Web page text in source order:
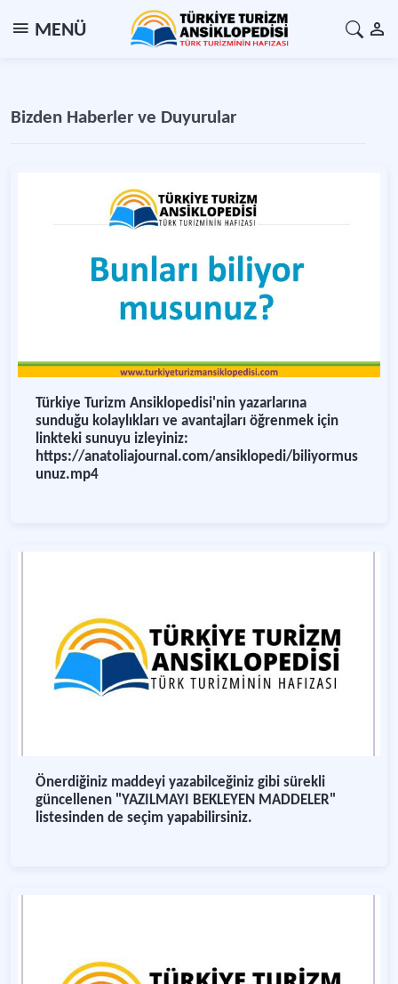
MENÜ
Bizden Haberler ve Duyurular
Türkiye Turizm Ansiklopedisi'nin yazarlarına
sunduğu kolaylıkları ve avantajları öğrenmek için
linkteki sunuyu izleyiniz:
https://anatoliajournal.com/ansiklopedi/biliyormus
unuz.mp4
Önerdiğiniz maddeyi yazabilceğiniz gibi sürekli
güncellenen "YAZILMAYI BEKLEYEN MADDELER"
listesinden de seçim yapabilirsiniz.